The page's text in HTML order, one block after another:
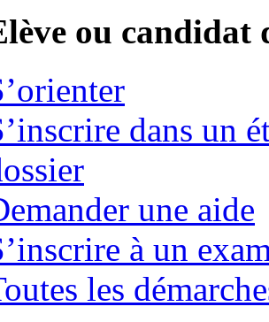
ou candidat
dans un
une aide
à un
les